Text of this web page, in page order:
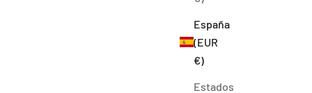
España
(EUR
€)
Estados